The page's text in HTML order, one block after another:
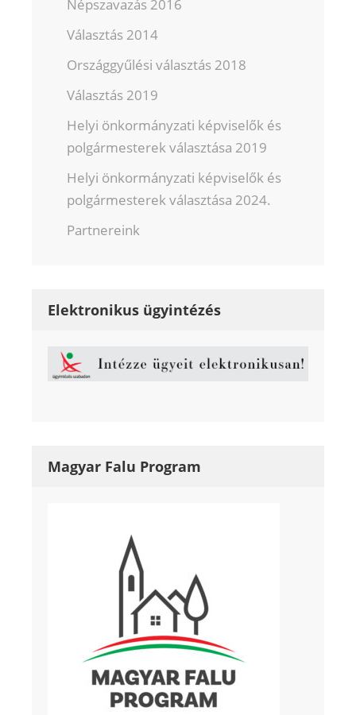
Népszavazás 2016
Választás 2014
Országgyűlési választás 2018
Választás 2019
Helyi önkormányzati képviselők és
polgármesterek választása 2019
Helyi önkormányzati képviselők és
polgármesterek választása 2024.
Partnereink
Elektronikus ügyintézés
Magyar Falu Program